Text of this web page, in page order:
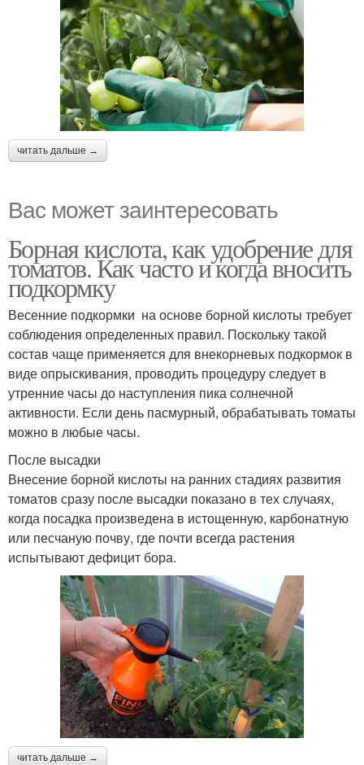
читать дальше →
Вас может заинтересовать
Борная кислота, как удобрение для
томатов. Как часто и когда вносить
подкормку
Весенние подкормки на основе борной кислоты требует
соблюдения определенных правил. Поскольку такой
состав чаще применяется для внекорневых подкормок в
виде опрыскивания, проводить процедуру следует в
утренние часы до наступления пика солнечной
активности. Если день пасмурный, обрабатывать томаты
можно в любые часы.
После высадки
Внесение борной кислоты на ранних стадиях развития
томатов сразу после высадки показано в тех случаях,
когда посадка произведена в истощенную, карбонатную
или песчаную почву, где почти всегда растения
испытывают дефицит бора.
читать дальше →